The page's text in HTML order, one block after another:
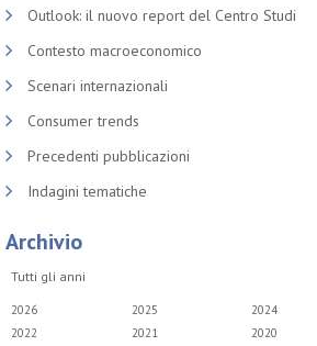
Outlook: il nuovo report del Centro Studi
Contesto macroeconomico
Scenari internazionali
Consumer trends
Precedenti pubblicazioni
Indagini tematiche
Archivio
Tutti gli anni
2026 2025 2024
2022
2021 2020